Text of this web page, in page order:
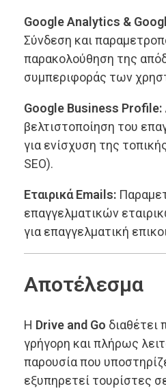
Google Analytics &
Σύνδεση και
παρακολούθηση της
συμπεριφοράς των
Google Business Profile:
βελτιστοποίηση του
για ενίσχυση της
SEO).
Εταιρικά Emails:
επαγγελματικών
για επαγγελματική
Αποτέλεσμα
Η Drive and Go διαθέτει
γρήγορη και πλήρως
παρουσία που
εξυπηρετεί τουρίστες